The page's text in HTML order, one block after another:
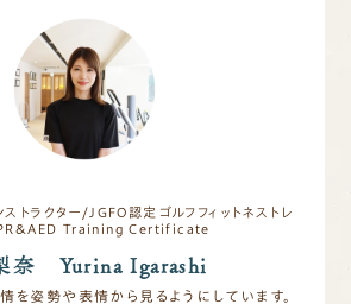
ストラクター/JGFO認定ゴルフフィットネストレ
Training Certificate
奈 Yurina Igarashi
を姿勢や表情から見るようにしています。